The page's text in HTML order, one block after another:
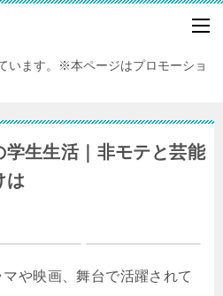
います。※本ページはプロモーショ
生生活｜非モテと芸能
は
や映画、舞台で活躍されて